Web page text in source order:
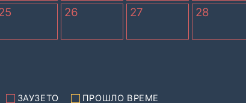
26 27 28
ЗАУЗЕТО ПРОШЛО ВРЕМЕ